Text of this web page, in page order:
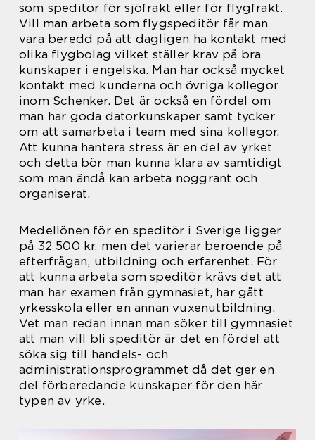
som speditör för sjöfrakt eller för flygfrakt.
Vill man arbeta som flygspeditör får man
vara beredd på att dagligen ha kontakt med
olika flygbolag vilket ställer krav på bra
kunskaper i engelska. Man har också mycket
kontakt med kunderna och övriga kollegor
inom Schenker. Det är också en fördel om
man har goda datorkunskaper samt tycker
om att samarbeta i team med sina kollegor.
Att kunna hantera stress är en del av yrket
och detta bör man kunna klara av samtidigt
som man ändå kan arbeta noggrant och
organiserat.
Medellönen för en speditör i Sverige ligger
på 32 500 kr, men det varierar beroende på
efterfrågan, utbildning och erfarenhet. För
att kunna arbeta som speditör krävs det att
man har examen från gymnasiet, har gått
yrkesskola eller en annan vuxenutbildning.
Vet man redan innan man söker till gymnasiet
att man vill bli speditör är det en fördel att
söka sig till handels- och
administrationsprogrammet då det ger en
del förberedande kunskaper för den här
typen av yrke.